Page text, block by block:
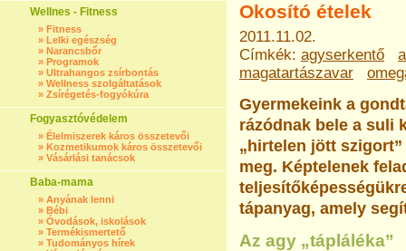
Wellnes - Fitness
» Fitness
» Lelki egészség
» Narancsbőr
» Programok
» Ultrahangos zsírbontás
» Wellness szolgáltatások
» Zsírégetés-fogyókúra
Fogyasztóvédelem
» Élelmiszerek káros összetevői
» Kozmetikumok káros összetevői
» Vásárlási tanácsok
Baba-mama
» Anyának lenni
» Bébi
» Óvodások, iskolások
» Termékismertető
» Tudományos hírek
Okosító ételek
2011.11.02.
Címkék: agyserkentő
magatartászavar
Gyermekeink a
rázódnak bele a suli
„hirtelen jött
meg. Képtelenek
tápanyag, amely
Az agy „tápláléka”